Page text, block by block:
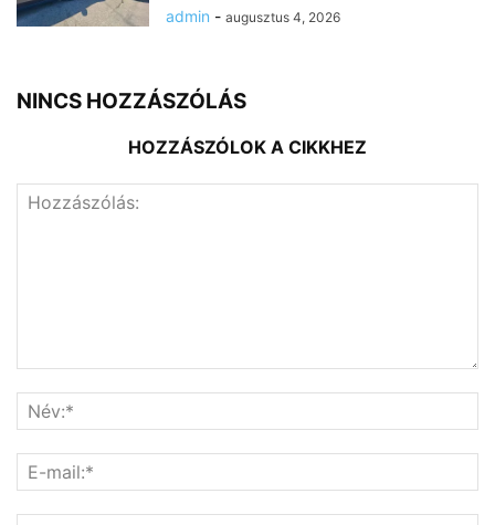
admin - augusztus 4, 2026
NINCS HOZZÁSZÓLÁS
HOZZÁSZÓLOK A CIKKHEZ